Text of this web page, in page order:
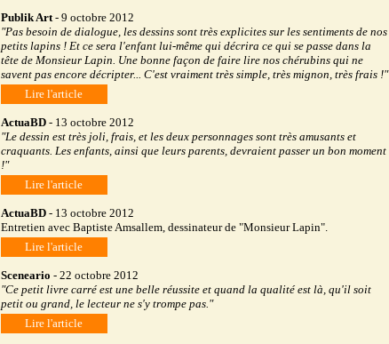
Publik Art- 9 octobre 2012
"Pas besoin de dialogue, les dessins sont très explicites sur les sentiments de nos
petits lapins ! Et ce sera l'enfant lui-même qui décrira ce qui se passe dans la
tête de Monsieur Lapin. Une bonne façon de faire lire nos chérubins qui ne
savent pas encore décripter... C'est vraiment très simple, très mignon, très frais !"
Lire l'article
ActuaBD- 13 octobre 2012
"Le dessin est très joli, frais, et les deux personnages sont très amusants et
craquants. Les enfants, ainsi que leurs parents, devraient passer un bon moment
!"
Lire l'article
ActuaBD- 13 octobre 2012
Entretien avec Baptiste Amsallem, dessinateur de "Monsieur Lapin".
Lire l'article
Sceneario - 22 octobre 2012
"Ce petit livre carré est une belle réussite et quand la qualité est là, qu'il soit
petit ou grand, le lecteur ne s'y trompe pas."
Lire l'article